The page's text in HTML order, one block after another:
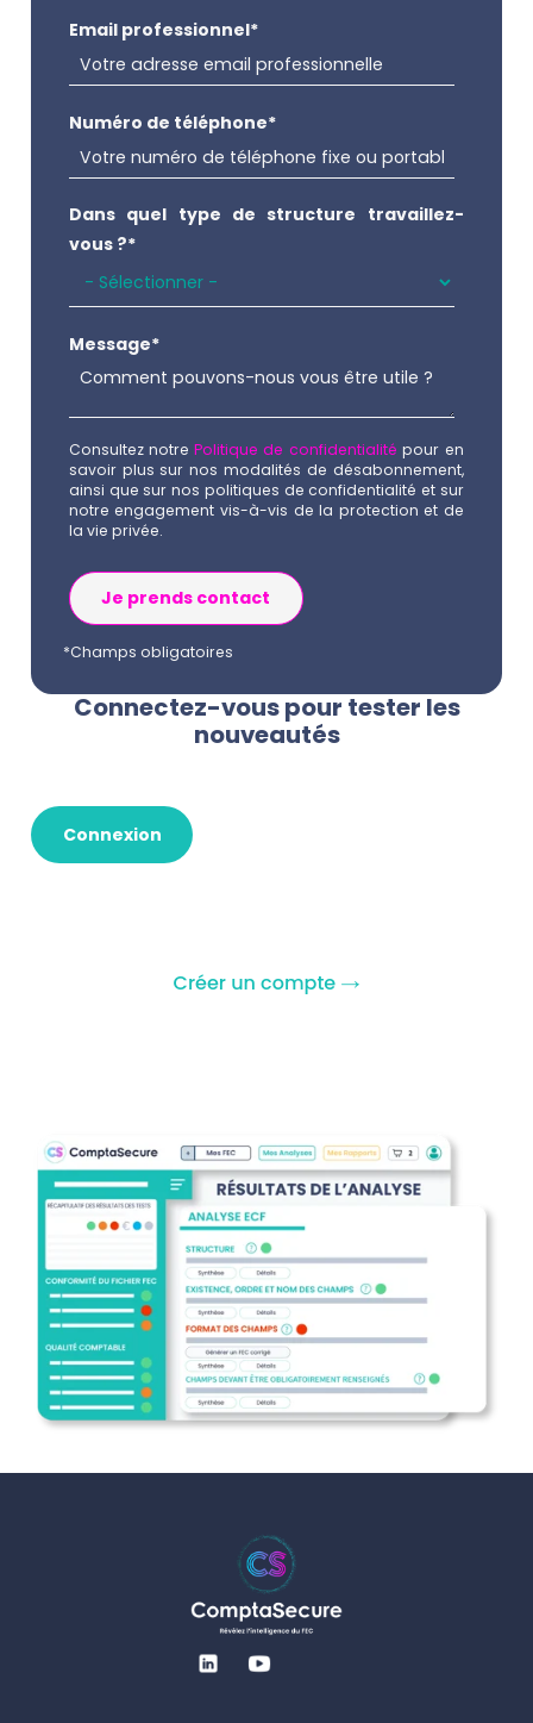
Email professionnel*
Numéro de téléphone*
Dans quel type de structure travaillez-
vous ?*
Message*
Consultez notre Politique de confidentialité pour en
savoir plus sur nos modalités de désabonnement,
ainsi que sur nos politiques de confidentialité et sur
notre engagement vis-à-vis de la protection et de
la vie privée.
*Champs obligatoires
Connectez-vous pour tester les
nouveautés
Connexion